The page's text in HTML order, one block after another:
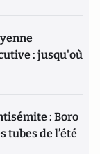
: jusqu'où
: Boro
tubes de l’été